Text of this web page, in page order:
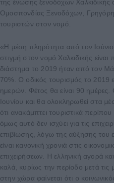
της ένωσης ξενοδόχων Χαλκιδικής
Ομοσπονδίας Ξενοδόχων, Γρηγόρη
τουριστών στον νομό.
«Η μέση πληρότητα από τον
στιγμή στον νομό Χαλκιδικής
διάστημα το 2019 ήταν από τον
70%. Ο οδικός τουρισμός το 2019
ημερών. Φέτος θα είναι 90 ημέρες.
Ιουνίου και θα ολοκληρωθεί στα
ότι ανακάμπτει τουριστικά
όμως αυτό δεν ισχύει για τις
επιβίωσης, λόγω της αύξησης του
είναι κανονική χρονιά στις
επιχειρήσεων. Η ελληνική αγορά
καλά, κυρίως την περίοδο μετά τις
στην χώρα φαίνεται ότι ο